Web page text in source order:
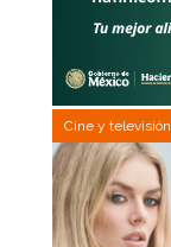
Cine y televisión